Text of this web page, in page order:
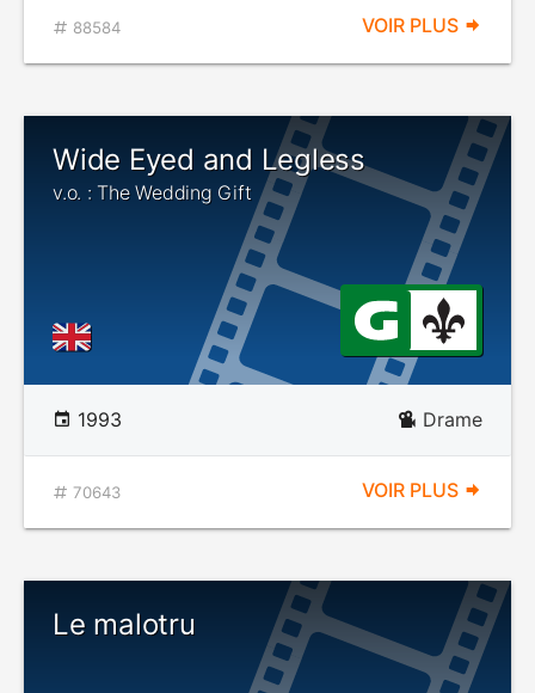
88584 VOIR PLUS
Wide Eyed and Legless
v.o. : The Wedding Gift
1993 Drame
70643 VOIR PLUS
Le malotru